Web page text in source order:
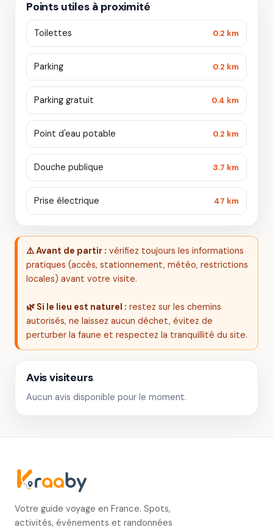
Points utiles à proximité
Toilettes 0.2 km
Parking 0.2 km
Parking gratuit 0.4 km
Point d'eau potable 0.2 km
Douche publique 3.7 km
Prise électrique 47 km
⚠️ Avant de partir : vérifiez toujours les informations
pratiques (accès, stationnement, météo, restrictions
locales) avant votre visite.
🌿 Si le lieu est naturel : restez sur les chemins
autorisés, ne laissez aucun déchet, évitez de
perturber la faune et respectez la tranquillité du site.
Avis visiteurs
Aucun avis disponible pour le moment.
Votre guide voyage en France. Spots,
activités, événements et randonnées